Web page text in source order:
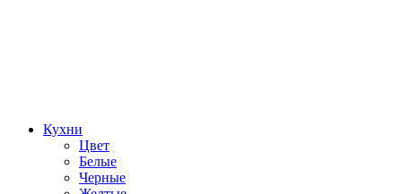
Кухни
Цвет
Белые
Черные